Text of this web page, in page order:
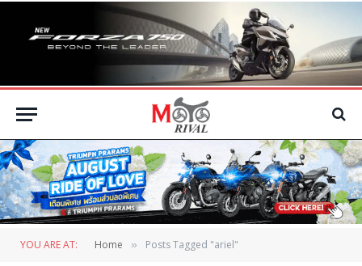
YOU ARE AT: Home » Posts Tagged "ariel"